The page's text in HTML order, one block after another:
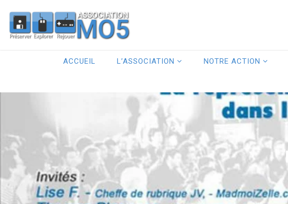
ACCUEIL L’ASSOCIATION NOTRE ACTION